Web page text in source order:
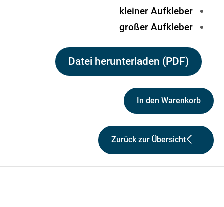
kleiner Aufkleber
großer Aufkleber
Datei herunterladen (PDF)
In den Warenkorb
Zurück zur Übersicht